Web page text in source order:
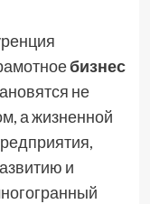
бизнес
не
а жизненной
и